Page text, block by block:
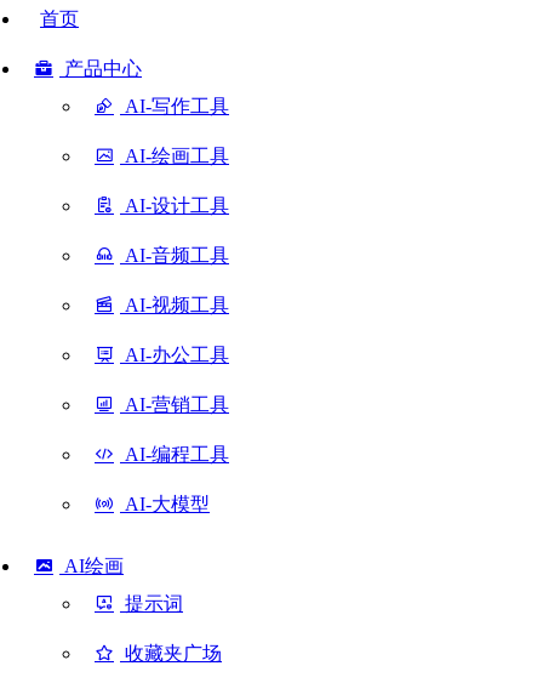
首页
产品中心
AI-写作工具
AI-绘画工具
AI-设计工具
AI-音频工具
AI-视频工具
AI-办公工具
AI-营销工具
AI-编程工具
AI-大模型
AI绘画
提示词
收藏夹广场